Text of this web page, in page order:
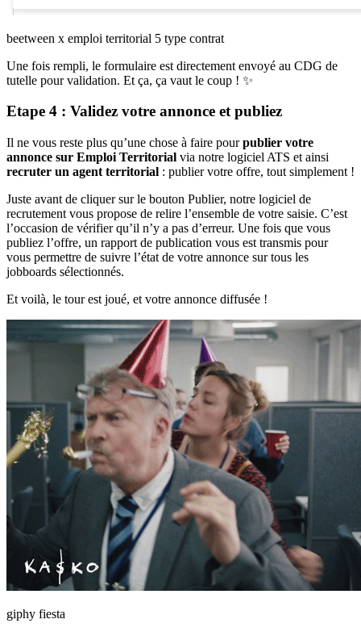
beetween x emploi territorial 5 type contrat
Une fois rempli, le formulaire est directement envoyé au CDG de
tutelle pour validation. Et ça, ça vaut le coup ! ✨
Etape 4 : Validez votre annonce et publiez
Il ne vous reste plus qu’une chose à faire pourpublier votre
annonce sur Emploi Territorial via notre logiciel ATS et ainsi
recruter un agent territorial : publier votre offre, tout simplement !
Juste avant de cliquer sur le bouton Publier, notre logiciel de
recrutement vous propose de relire l’ensemble de votre saisie. C’est
l’occasion de vérifier qu’il n’y a pas d’erreur. Une fois que vous
publiez l’offre, un rapport de publication vous est transmis pour
vous permettre de suivre l’état de votre annonce sur tous les
jobboards sélectionnés.
Et voilà, le tour est joué, et votre annonce diffusée !
giphy fiesta